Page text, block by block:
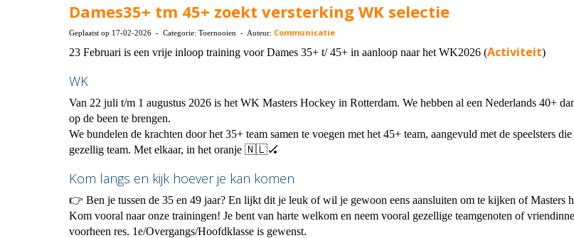
Dames35+ tm 45+ zoekt versterking WK selectie
Geplaatst op 17-02-2026 - Categorie: Toernooien - Auteur: Communicatie
23 Februari is een vrije inloop training voor Dames 35+ t/ 45+ in aanloop naar het WK2026 (Activiteit)
WK
Van 22 juli t/m 1 augustus 2026 is het WK Masters Hockey in Rotterdam. We hebben al een Nederlands 40+
op de been te brengen.
We bundelen de krachten door het 35+ team samen te voegen met het 45+ team, aangevuld met de speelsters
gezellig team. Met elkaar, in het oranje 🇳🇱🏑
Kom langs en kijk hoever je kan komen
👉 Ben je tussen de 35 en 49 jaar? En lijkt dit je leuk of wil je gewoon eens aansluiten om te kijken of Masters
Kom vooral naar onze trainingen! Je bent van harte welkom en neem vooral gezellige teamgenoten of
voorheen res. 1e/Overgangs/Hoofdklasse is gewenst.